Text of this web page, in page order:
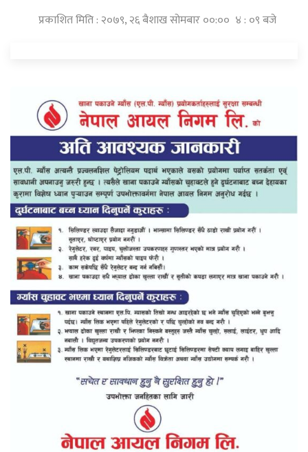
प्रकाशित मिति : २०७९, २६ बैशाख सोमबार ००:०० ४ : ०९ बजे